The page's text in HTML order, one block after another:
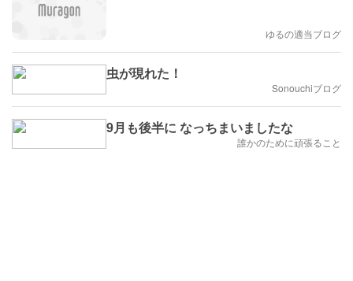
ゆるの適当ブログ
虫が現れた！
Sonouchiブログ
9月も後半に なっちまいましたな
誰かのために頑張ること